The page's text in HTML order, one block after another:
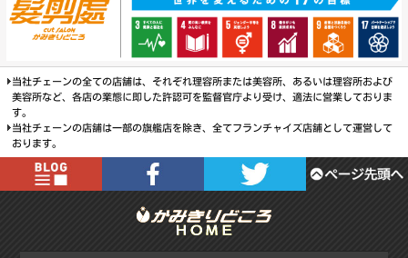
当社チェーンの全ての店舗は、それぞれ理容所または美容所、あるいは理容所および
美容所など、各店の業態に即した許認可を監督官庁より受け、適法に営業しておりま
す。
当社チェーンの店舗は一部の旗艦店を除き、全てフランチャイズ店舗として運営して
おります。